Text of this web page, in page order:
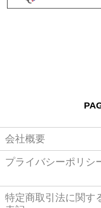
会社概要
プライバシーポリシ
特定商取引法に関す